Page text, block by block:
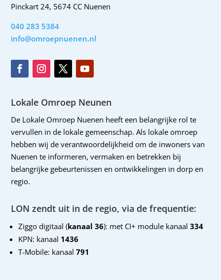
Pinckart 24, 5674 CC Nuenen
040 283 5384
info@omroepnuenen.nl
Lokale Omroep Neunen
De Lokale Omroep Nuenen heeft een belangrijke rol te
vervullen in de lokale gemeenschap. Als lokale omroep
hebben wij de verantwoordelijkheid om de inwoners van
Nuenen te informeren, vermaken en betrekken bij
belangrijke gebeurtenissen en ontwikkelingen in dorp en
regio.
LON zendt uit in de regio, via de frequentie:
Ziggo digitaal (kanaal 36): met CI+ module kanaal 334
KPN: kanaal 1436
T-Mobile: kanaal791